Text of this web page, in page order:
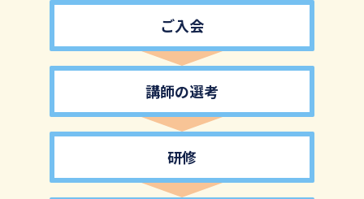
ご入会
講師の選考
研修